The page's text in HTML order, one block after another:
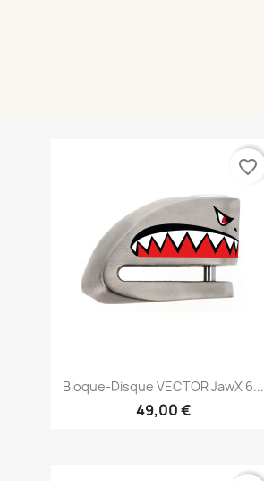
Aperçu rapide
Bloque-Disque VECTOR JawX 6...
49,00 €
favorite_border